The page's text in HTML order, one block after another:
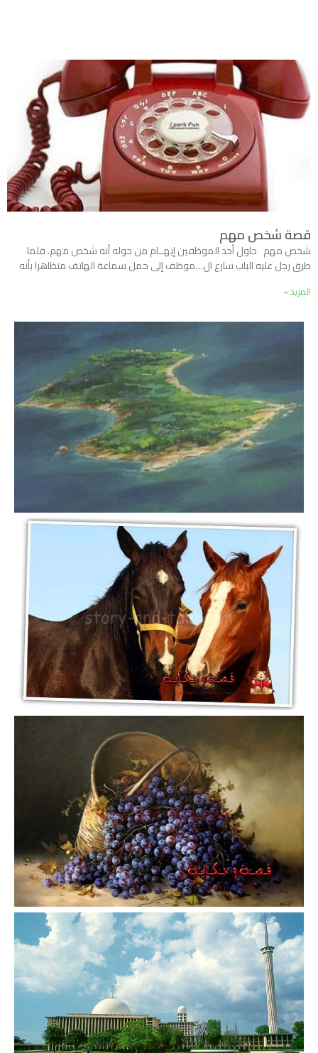
قصة شخص مهم
شخص مهم حاول أحد الموظفين إيهــام من حوله أنه شخص مهم. فلما
طرق رجل عليه الباب سارع ال…موظف إلى حمل سماعة الهاتف متظاهرا بأنه
المزيد »